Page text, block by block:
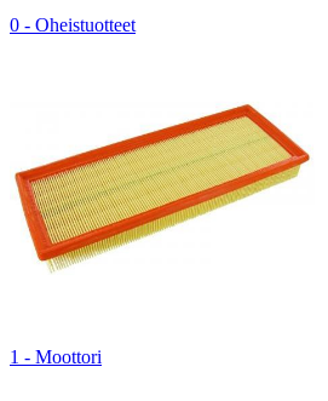
0 - Oheistuotteet
1 - Moottori